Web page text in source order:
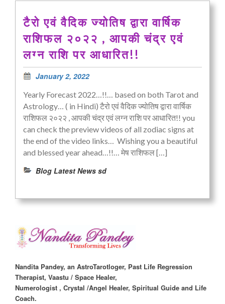
टैरो एवं वैदिक ज्योतिष द्वारा वार्षिक
राशिफल २०२२ , आपकी चंद्र एवं
लग्न राशि पर आधारित!!
January 2, 2022
Yearly Forecast 2022…!!… based on both Tarot and
Astrology… ( in Hindi) टैरो एवं वैदिक ज्योतिष द्वारा वार्षिक
राशिफल २०२२ , आपकी चंद्र एवं लग्न राशि पर आधारित!! you
can check the preview videos of all zodiac signs at
the end of the video links… Wishing you a beautiful
and blessed year ahead…!!… मेष राशिफल […]
Blog Latest News sd
Nandita Pandey, an AstroTarotloger, Past Life Regression
Therapist, Vaastu / Space Healer,
Numerologist , Crystal /Angel Healer, Spiritual Guide and Life
Coach.